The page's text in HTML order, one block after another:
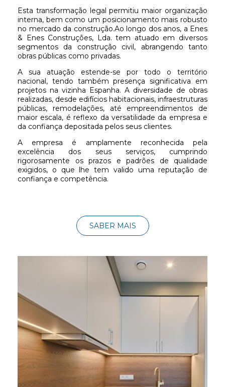
Esta transformação legal permitiu maior organização
interna, bem como um posicionamento mais robusto
no mercado da construção.Ao longo dos anos, a Enes
& Enes Construções, Lda. tem atuado em diversos
segmentos da construção civil, abrangendo tanto
obras públicas como privadas.
A sua atuação estende-se por todo o território
nacional, tendo também presença significativa em
projetos na vizinha Espanha. A diversidade de obras
realizadas, desde edifícios habitacionais, infraestruturas
públicas, remodelações, até empreendimentos de
maior escala, é reflexo da versatilidade da empresa e
da confiança depositada pelos seus clientes.
A empresa é amplamente reconhecida pela
excelência dos seus serviços, cumprindo
rigorosamente os prazos e padrões de qualidade
exigidos, o que lhe tem valido uma reputação de
confiança e competência.
SABER MAIS